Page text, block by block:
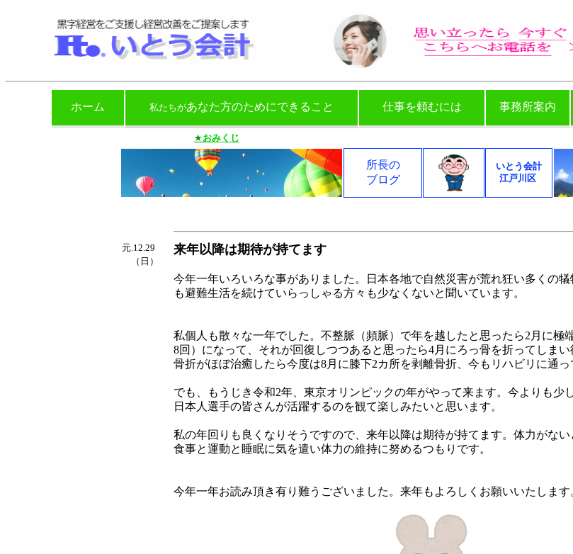
ホーム 私たちがあなた方のためにできること 仕事を頼むには 事務所案内
★おみくじ
所長の
ブログ
いとう会計
江戸川区
元.12.29
（日）
来年以降は期待が持てます
今年一年いろいろな事がありました。日本各地で自然災害が荒れ狂い多くの
も避難生活を続けていらっしゃる方々も少なくないと聞いています。
私個人も散々な一年でした。不整脈（頻脈）で年を越したと思ったら2月に極
8回）になって、それが回復しつつあると思ったら4月にろっ骨を折ってしま
骨折がほぼ治癒したら今度は8月に膝下2カ所を剥離骨折、今もリハビリに通っ
でも、もうじき令和2年、東京オリンピックの年がやって来ます。今よりも少
日本人選手の皆さんが活躍するのを観て楽しみたいと思います。
私の年回りも良くなりそうですので、来年以降は期待が持てます。体力がな
食事と運動と睡眠に気を遣い体力の維持に努めるつもりです。
今年一年お読み頂き有り難うございました。来年もよろしくお願いいたします